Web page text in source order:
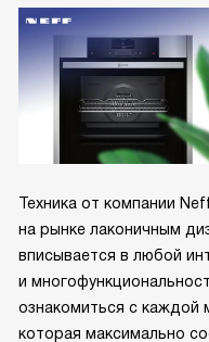
Техника от компании
на рынке лаконичным
вписывается в любой
и
ознакомиться с каждой
которая максимально